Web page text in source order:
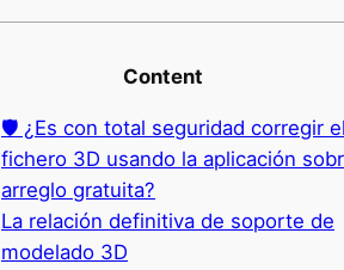
Content
🛡 ¿Es con total seguridad corregir el
fichero 3D usando la aplicación
arreglo gratuita?
La relación definitiva de soporte de
modelado 3D